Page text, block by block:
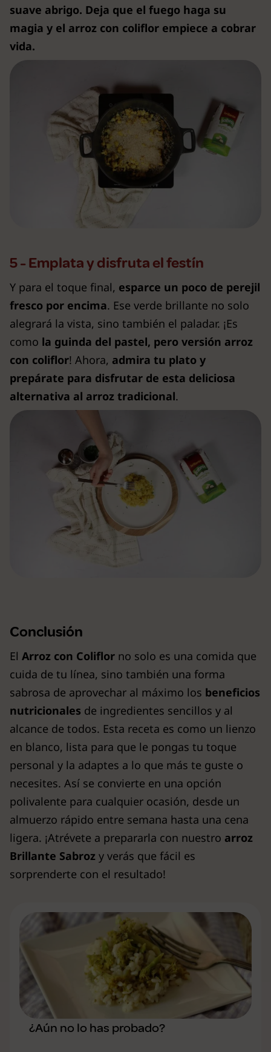
suave abrigo. Deja que el fuego haga su
magia y el arroz con coliflor empiece a cobrar
vida.
5 - Emplata y disfruta el festín
Y para el toque final, esparce un poco de perejil
fresco por encima. Ese verde brillante no solo
alegrará la vista, sino también el paladar. ¡Es
como la guinda del pastel, pero versión arroz
con coliflor! Ahora, admira tu plato y
prepárate para disfrutar de esta deliciosa
alternativa al arroz tradicional.
Conclusión
El Arroz con Coliflor no solo es una comida que
cuida de tu línea, sino también una forma
sabrosa de aprovechar al máximo los beneficios
nutricionales de ingredientes sencillos y al
alcance de todos. Esta receta es como un lienzo
en blanco, lista para que le pongas tu toque
personal y la adaptes a lo que más te guste o
necesites. Así se convierte en una opción
polivalente para cualquier ocasión, desde un
almuerzo rápido entre semana hasta una cena
ligera. ¡Atrévete a prepararla con nuestro arroz
Brillante Sabroz y verás que fácil es
sorprenderte con el resultado!
¿Aún no lo has probado?